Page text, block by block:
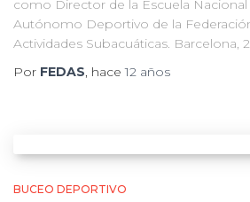
como Director de la Escuela
Autónomo Deportivo de la
Actividades Subacuáticas. Barcelona,
Por FEDAS, hace12 años
BUCEO DEPORTIVO